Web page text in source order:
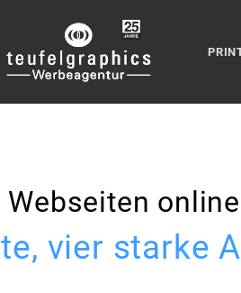
Webseiten online
vier starke